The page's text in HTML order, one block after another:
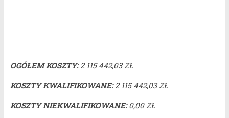
OGÓŁEM KOSZTY:2 115 442,03 ZŁ
KOSZTY KWALIFIKOWANE:2 115 442,03 ZŁ
KOSZTY NIEKWALIFIKOWANE:0,00 ZŁ